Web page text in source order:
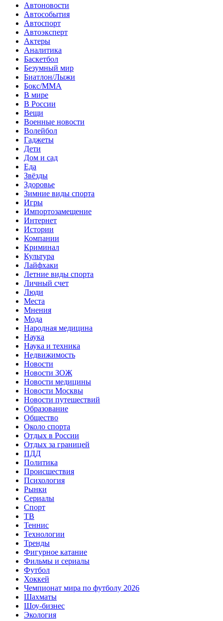
Автоновости
Автособытия
Автоспорт
Автоэксперт
Актеры
Аналитика
Баскетбол
Безумный мир
Биатлон/Лыжи
Бокс/MMA
В мире
В России
Вещи
Военные новости
Волейбол
Гаджеты
Дети
Дом и сад
Еда
Звёзды
Здоровье
Зимние виды спорта
Игры
Импортозамещение
Интернет
Истории
Компании
Криминал
Культура
Лайфхаки
Летние виды спорта
Личный счет
Люди
Места
Мнения
Мода
Народная медицина
Наука
Наука и техника
Недвижимость
Новости
Новости ЗОЖ
Новости медицины
Новости Москвы
Новости путешествий
Образование
Общество
Около спорта
Отдых в России
Отдых за границей
ПДД
Политика
Происшествия
Психология
Рынки
Сериалы
Спорт
ТВ
Теннис
Технологии
Тренды
Фигурное катание
Фильмы и сериалы
Футбол
Хоккей
Чемпионат мира по футболу 2026
Шахматы
Шоу-бизнес
Экология